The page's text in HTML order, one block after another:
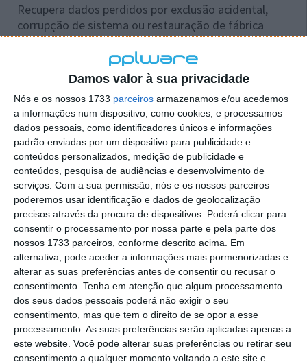
Damos valor à sua privacidade
Nós e os nossos 1733 parceiros armazenamos e/ou acedemos
a informações num dispositivo, como cookies, e processamos
dados pessoais, como identificadores únicos e informações
padrão enviadas por um dispositivo para publicidade e
conteúdos personalizados, medição de publicidade e
conteúdos, pesquisa de audiências e desenvolvimento de
serviços. Com a sua permissão, nós e os nossos parceiros
poderemos usar identificação e dados de geolocalização
precisos através da procura de dispositivos. Poderá clicar para
consentir o processamento por nossa parte e pela parte dos
nossos 1733 parceiros, conforme descrito acima. Em
alternativa, pode aceder a informações mais pormenorizadas e
alterar as suas preferências antes de consentir ou recusar o
consentimento. Tenha em atenção que algum processamento
dos seus dados pessoais poderá não exigir o seu
consentimento, mas que tem o direito de se opor a esse
processamento. As suas preferências serão aplicadas apenas a
este website. Você pode alterar suas preferências ou retirar seu
consentimento a qualquer momento voltando a este site e
Recupera dados perdidos por exclusão acidental,
corrupção de sistema ou restauração de fábrica
através de uma análise profunda das estruturas de
dados do iOS, com suporte nativo a mensagens de
aplicativos (WhatsApp/WeChat/Line) e função de pré-
visualização que permite verificar todo o conteúdo
recuperável antes da restauração final. O processo
em 3 passos — selecionar tipo de dados, escanear e
pré-visualizar resultados — permite recuperação
seletiva com zero alterações no sistema original,
compatível com todos os modelos iPhone/iPad e
versões do iOS.